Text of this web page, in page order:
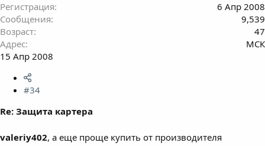
Регистрация
6 Апр 2008
Сообщения
9,539
Возраст
47
Адрес
МСК
15 Апр 2008
#34
Re: Защита картера
valeriy402, а еще проще купить от производителя